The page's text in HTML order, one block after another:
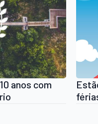
anos com